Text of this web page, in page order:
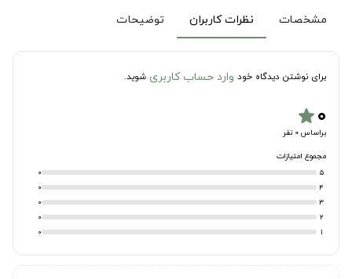
مشخصات نظرات کاربران توضیحات
برای نوشتن دیدگاه خود وارد حساب کاربری شوید.
۰star
براساس 0 نفر
مجموع امتیازات
5
0
4
0
3
0
2
0
1
0